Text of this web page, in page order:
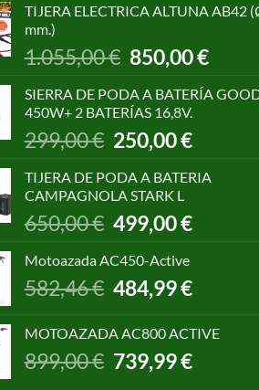
TIJERA ELECTRICA ALTUNA AB42
mm.)
1.055,00€ El
precio
original
era:
1.055,00 €.
850,00€El
actual
SIERRA DE PODA A BATERÍA
450W+ 2 BATERÍAS 16,8V.
299,00€ El
precio
original
era:
299,00 €.
250,00€El
actual
250,00 €.
TIJERA DE PODA A BATERIA
CAMPAGNOLA STARK L
650,00€
El
precio
original
650,00 €.
499,00€El
499,00 €.
Motoazada AC450-Active
582,46€
El
precio
era:
582,46 €.
484,99€El
es:
484,99 €.
MOTOAZADA AC800 ACTIVE
899,00€ El
precio
739,99€El